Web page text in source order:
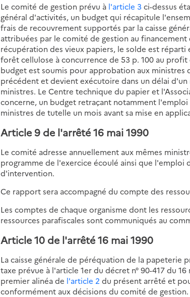
Le comité de gestion prévu à l'article 3 ci-dessus
général d'activités, un budget qui récapitule
frais de recouvrement supportés par la caisse
attribuées par le comité de gestion au
récupération des vieux papiers, le solde est
forêt cellulose à concurrence de 53 p. 100 au
budget est soumis pour approbation aux
précédent et devient exécutoire dans un délai
ministres. Le Centre technique du papier et
concerne, un budget retraçant notamment
ministres de tutelle un mois avant sa mise en
Article 9 de l'arrêté 16 mai 1990
Le comité adresse annuellement aux mêmes
programme de l'exercice écoulé ainsi que
d'intervention.
Ce rapport sera accompagné du compte des
Les comptes de chaque organisme dont les
ressources parafiscales sont communiqués au
Article 10 de l'arrêté 16 mai 1990
La caisse générale de péréquation de la
taxe prévue à l'article 1er du décret n° 90-417 du
premier alinéa de l'article 2 du présent arrêté et
conformément aux décisions du comité de gestion.